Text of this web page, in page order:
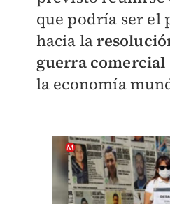
que podría ser el
hacia la
guerra comercial
la economía